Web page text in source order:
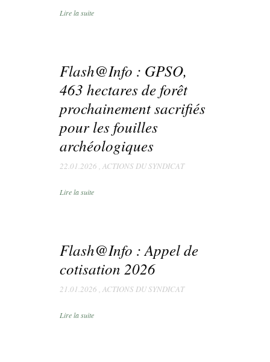
Lire la suite
Flash@Info : GPSO,
463 hectares de forêt
prochainement sacrifiés
pour les fouilles
archéologiques
22.01.2026 , ACTIONS DU SYNDICAT
Lire la suite
Flash@Info : Appel de
cotisation 2026
21.01.2026 , ACTIONS DU SYNDICAT
Lire la suite